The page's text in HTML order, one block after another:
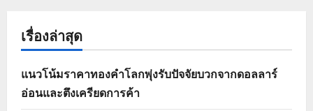
เรื่องล่าสุด
แนวโน้มราคาทองคำโลกพุ่งรับปัจจัยบวกจากดอลลาร์
อ่อนและตึงเครียดการค้า